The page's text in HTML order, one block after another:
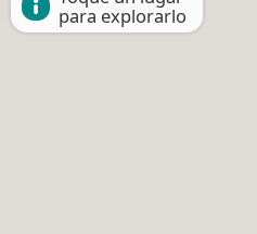
para explorarlo